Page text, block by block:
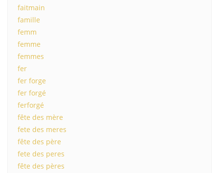
faitmain
famille
femm
femme
femmes
fer
fer forge
fer forgé
ferforgé
fête des mère
fete des meres
fête des père
fete des peres
fête des pères